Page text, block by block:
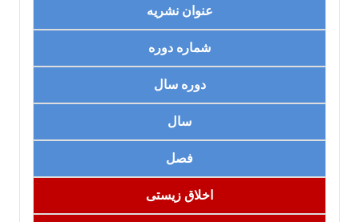
عنوان نشریه
شماره دوره
دوره سال
سال
فصل
اخلاق زیستی